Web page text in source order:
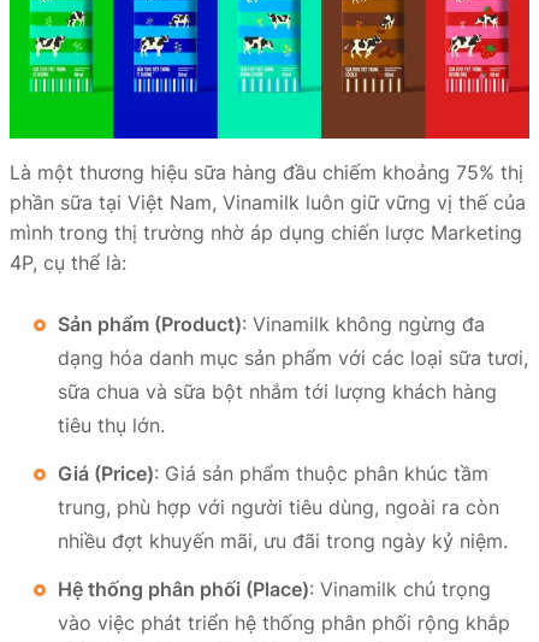
Là một thương hiệu sữa hàng đầu chiếm khoảng 75% thị
phần sữa tại Việt Nam, Vinamilk luôn giữ vững vị thế của
mình trong thị trường nhờ áp dụng chiến lược Marketing
4P, cụ thể là:
Sản phẩm (Product): Vinamilk không ngừng đa
dạng hóa danh mục sản phẩm với các loại sữa tươi,
sữa chua và sữa bột nhắm tới lượng khách hàng
tiêu thụ lớn.
Giá (Price): Giá sản phẩm thuộc phân khúc tầm
trung, phù hợp với người tiêu dùng, ngoài ra còn
nhiều đợt khuyến mãi, ưu đãi trong ngày kỷ niệm.
Hệ thống phân phối (Place): Vinamilk chú trọng
vào việc phát triển hệ thống phân phối rộng khắp